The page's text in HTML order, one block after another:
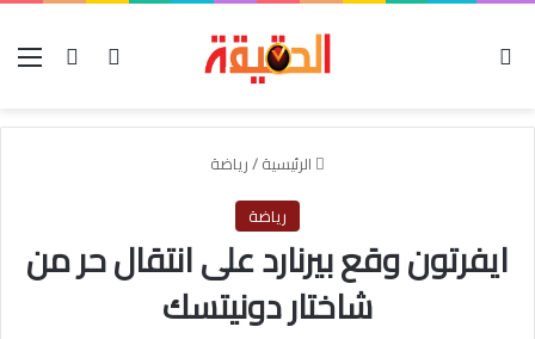
بحث عنتسجيل
الرئيسية/رياضة
رياضة
ايفرتون وقع بيرنارد على انتقال حر من
شاختار دونيتسك